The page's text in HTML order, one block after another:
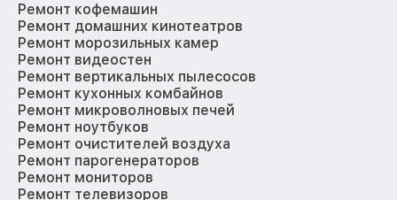
Ремонт кофемашин
Ремонт домашних кинотеатров
Ремонт морозильных камер
Ремонт видеостен
Ремонт вертикальных пылесосов
Ремонт кухонных комбайнов
Ремонт микроволновых печей
Ремонт ноутбуков
Ремонт очистителей воздуха
Ремонт парогенераторов
Ремонт мониторов
Ремонт телевизоров